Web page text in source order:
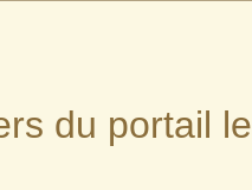
du portail